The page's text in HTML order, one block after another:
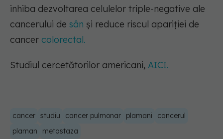
inhiba dezvoltarea celulelor triple-negative ale
cancerului de sân și reduce riscul apariției de
cancer colorectal.
Studiul cercetătorilor americani, AICI.
cancer studiu cancer pulmonar plamani
cancerul
plaman
metastaza